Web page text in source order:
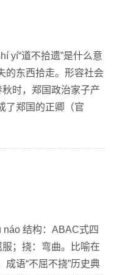
yí“道不拾遗”是什么意
的东西拾走。形容社会
秋时，郑国政治家子产
了郑国的正卿（官
náo 结构：ABAC式四
服；挠：弯曲。比喻在
语“不屈不挠”历史典